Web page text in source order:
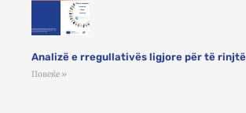
Analizë e rregullativës ligjore për të rinjtë
Повеќе »